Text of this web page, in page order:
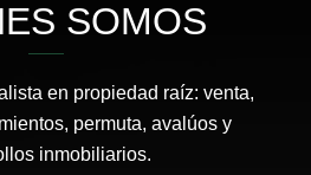
SOMOS
en propiedad raíz: venta,
permuta, avalúos y
inmobiliarios.